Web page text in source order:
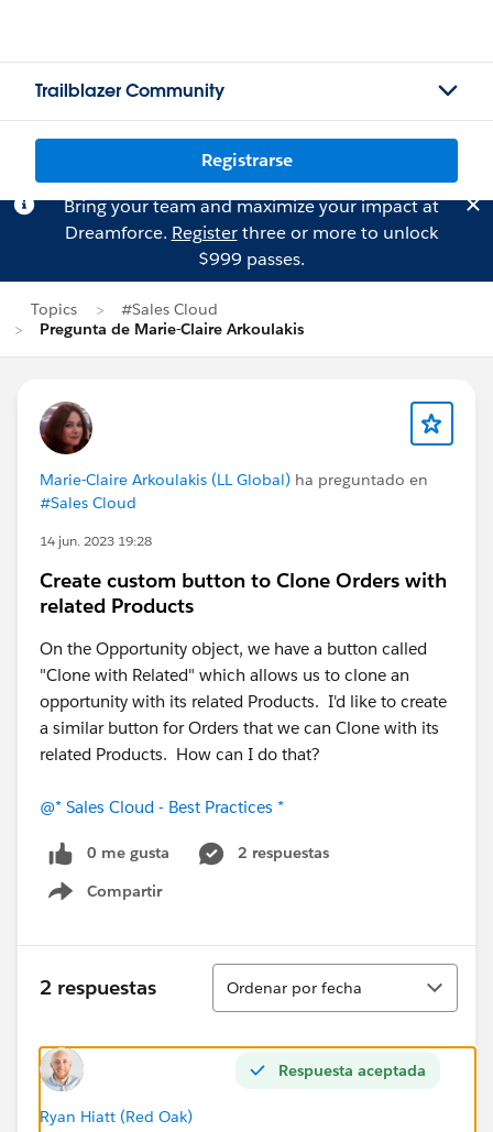
Trailblazer Community
Registrarse
Bring your team and maximize your impact at
Dreamforce. Registerthree or more to unlock
$999 passes.
Topics
#Sales Cloud
Pregunta de Marie-Claire Arkoulakis
Marie-Claire Arkoulakis (LL Global) ha preguntado en
#Sales Cloud
14 jun. 2023 19:28
Create custom button to Clone Orders with
related Products
On the Opportunity object, we have a button called
"Clone with Related" which allows us to clone an
opportunity with its related Products. I'd like to create
a similar button for Orders that we can Clone with its
related Products. How can I do that?
@* Sales Cloud - Best Practices *
0 me gusta
2 respuestas
Compartir
Show menu
2 respuestas
Ordenar
Ordenar por fecha
Respuesta aceptada
Ryan Hiatt (Red Oak)